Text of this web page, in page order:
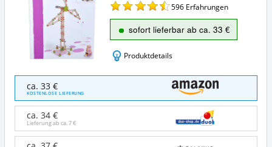
596 Erfahrungen
sofort lieferbar ab ca. 33 €
Produktdetails
Eichhorn
Constructor
-
Windrad
Angebote:
Wo
ca. 33 €
KOSTENLOSE LIEFERUNG
ca. 34 €
Lieferung ab ca.7 €